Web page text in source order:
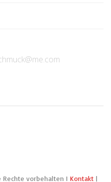
Rechte vorbehalten I Kontakt |